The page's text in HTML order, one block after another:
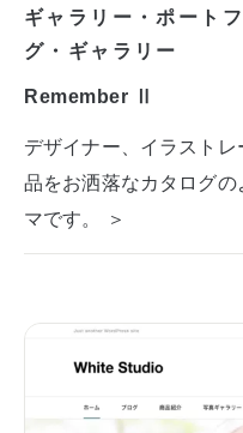
ギャラリー・ポート
グ・ギャラリー
Remember Ⅱ
デザイナー、イラスト
品をお洒落なカタログ
マです。 ＞